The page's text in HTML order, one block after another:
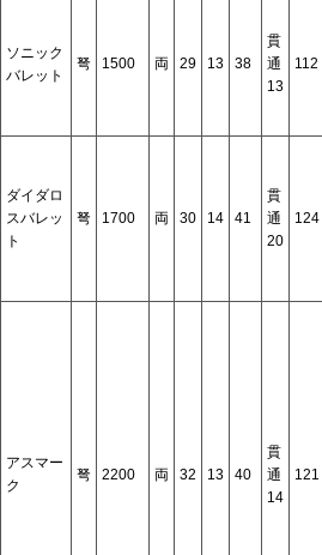
ソニック
バレット
弩 1500 両 29 13 38
貫
通
13
112
ダイダロ
スバレッ
ト
弩 1700 両 30 14 41
貫
通
20
124
アスマー
ク
弩 2200 両 32 13 40
貫
通
14
121